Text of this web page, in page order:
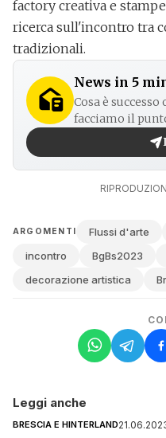
factory creativa e
ricerca sull'incontro tra
tradizionali.
News in 5
Cosa è
facciamo il
ARGOMENTI Flussi d'arte
incontro
BgBs2023
decorazione artistica
Leggi anche
BRESCIA E HINTERLAND